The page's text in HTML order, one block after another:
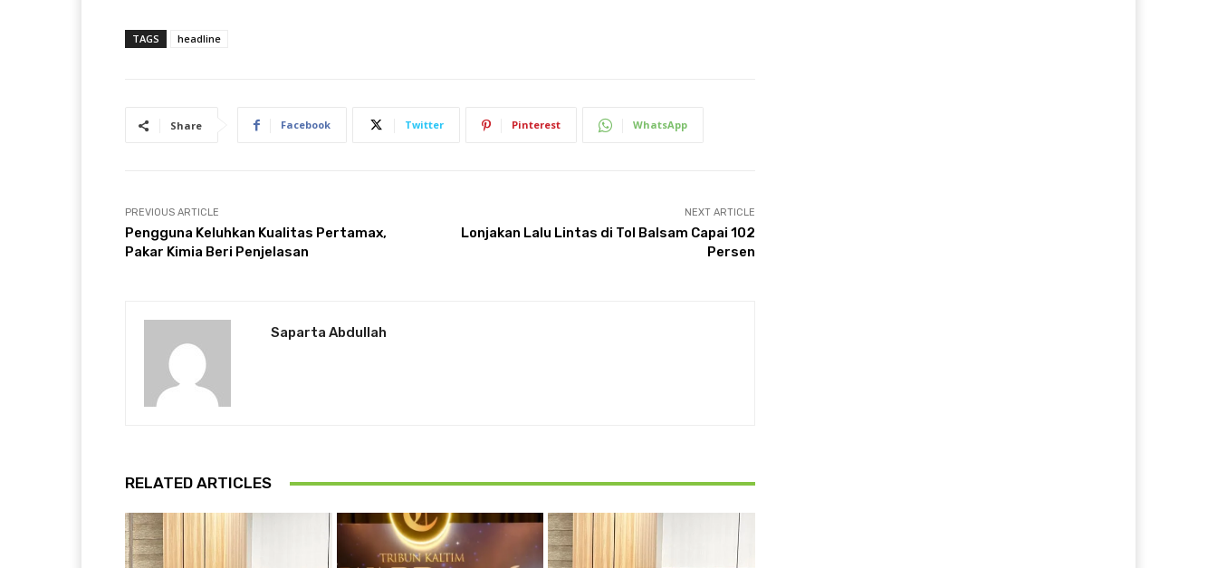
TAGS headline
Share Facebook Twitter Pinterest WhatsApp
PREVIOUS ARTICLE
Pengguna Keluhkan Kualitas Pertamax,
Pakar Kimia Beri Penjelasan
NEXT ARTICLE
Lonjakan Lalu Lintas di Tol Balsam Capai 102
Persen
Saparta Abdullah
RELATED ARTICLES